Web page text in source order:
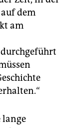
dem
am
lange